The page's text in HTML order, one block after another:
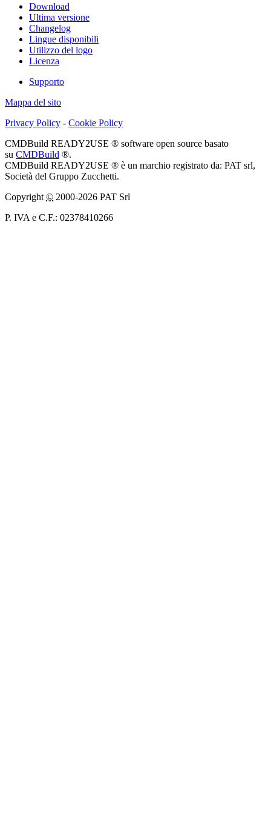
Download
Ultima versione
Changelog
Lingue disponibili
Utilizzo del logo
Licenza
Supporto
Mappa del sito
Privacy Policy - Cookie Policy
CMDBuild READY2USE ® software open source basato
su CMDBuild ®.
CMDBuild READY2USE ® è un marchio registrato da: PAT srl,
Società del Gruppo Zucchetti.
Copyright © 2000-2026 PAT Srl
P. IVA e C.F.: 02378410266